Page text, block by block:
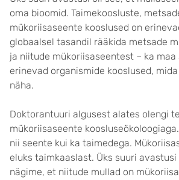
oma bioomid. Taimekoosluste,
mükoriisaseente kooslused on
globaalsel tasandil rääkida metsade
ja niitude mükoriisaseentest – ka maa
erinevad organismide kooslused, mida
näha.
Doktorantuuri algusest alates olengi
mükoriisaseente
nii seente kui ka taimedega.
eluks taimkaaslast. Üks suuri avastusi
nägime, et niitude mullad on